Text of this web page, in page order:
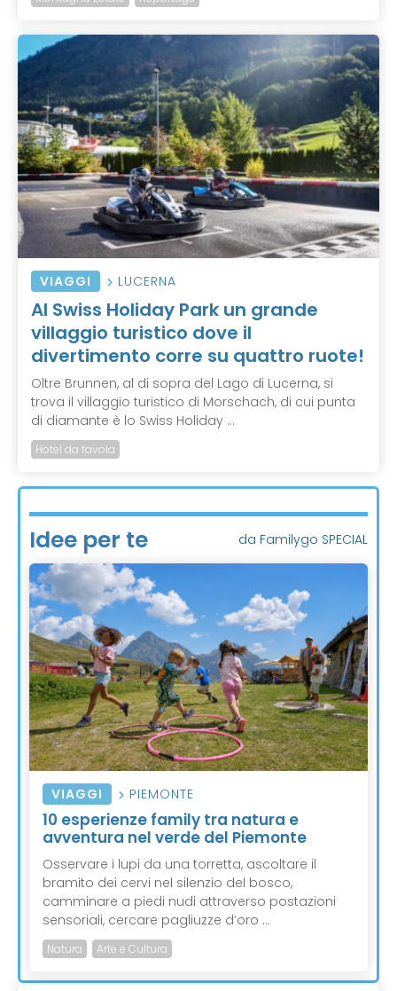
VIAGGI LUCERNA
Al Swiss Holiday Park un grande
villaggio turistico dove il
divertimento corre su quattro ruote!
Oltre Brunnen, al di sopra del Lago di Lucerna, si
trova il villaggio turistico di Morschach, di cui punta
di diamante è lo Swiss Holiday ...
Hotel da favola
Idee per te da Familygo SPECIAL
VIAGGI PIEMONTE
10 esperienze family tra natura e
avventura nel verde del Piemonte
Osservare i lupi da una torretta, ascoltare il
bramito dei cervi nel silenzio del bosco,
camminare a piedi nudi attraverso postazioni
sensoriali, cercare pagliuzze d’oro ...
Natura Arte e Cultura